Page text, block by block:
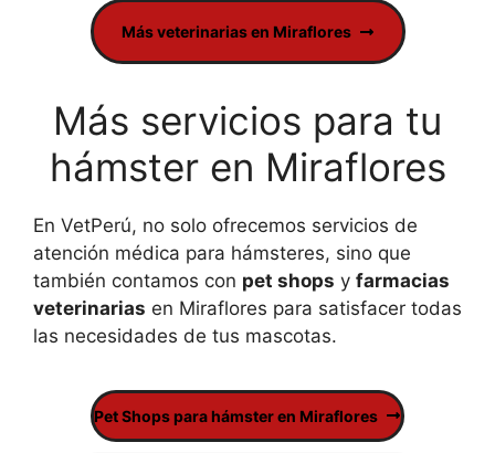
Más veterinarias en Miraflores
Más servicios para tu
hámster en Miraflores
En VetPerú, no solo ofrecemos servicios de
atención médica para hámsteres, sino que
también contamos con pet shops y farmacias
veterinarias en Miraflores para satisfacer todas
las necesidades de tus mascotas.
Pet Shops para hámster en Miraflores